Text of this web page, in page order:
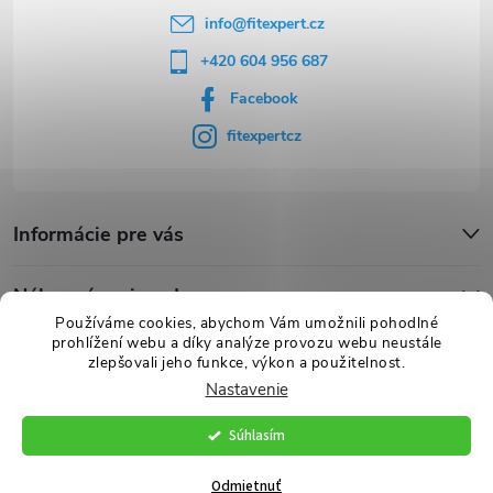
Používáme cookies, abychom Vám umožnili pohodlné
prohlížení webu a díky analýze provozu webu neustále
zlepšovali jeho funkce, výkon a použitelnost.
Nastavenie
Odmietnuť
Súhlasím
info@fitexpert.cz
+420 604 956 687
Facebook
fitexpertcz
Informácie pre vás
Nákupný sprievodca
Novinky
Vytvoril Shoptet Premium
FITexpert.cz. Všetky práva vyhradené.